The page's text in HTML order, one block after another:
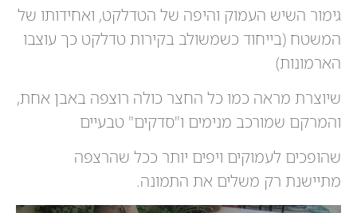
גימור השיש העמוק והיפה של הטדלקט, ואחידותו של
המשטח (בייחוד כשמשולב בקירות טדלקט כך עוצבו
הארמונות)
שיוצרת מראה כמו כל החצר כולה רוצפה באבן אחת,
והמרקם שמורכב מנימים ו"סדקים" טבעיים
שהופכים לעמוקים ויפים יותר ככל שהרצפה
מתיישנת רק משלים את התמונה.